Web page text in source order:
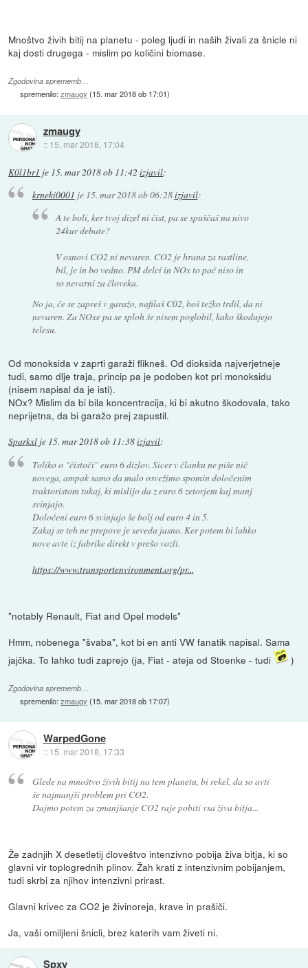
Mnoštvo živih bitij na planetu - poleg ljudi in naših živali za šnicle ni
kaj dosti drugega - mislim po količini biomase.
Zgodovina sprememb…
spremenilo:zmaugy (15. mar 2018 ob 17:01)
zmaugy
:: 15. mar 2018, 17:04
K0l1br1 je 15. mar 2018 ob 11:42 izjavil:
krneki0001 je 15. mar 2018 ob 06:28izjavil:
A te boli, ker tvoj dizel ni čist, pa se spuščaš na nivo
24kur debate?
V osnovi CO2 ni nevaren. CO2 je hrana za rastline,
bil, je in bo vedno. PM delci in NOx to pač niso in
so nevarni za človeka.
No ja, če se zapreš v garažo, nafilaš C02, boš težko trdil, da ni
nevaren. Za NOxe pa se sploh še nisem poglobil, kako škodujejo
telesu.
Od monoksida v zaprti garaži flikneš. Od dioksida najverjetneje
tudi, samo dlje traja, princip pa je podoben kot pri monoksidu
(nisem napisal da je isti).
NOx? Mislim da bi bila koncentracija, ki bi akutno škodovala, tako
neprijetna, da bi garažo prej zapustil.
Sparkxl je 15. mar 2018 ob 11:38izjavil:
Toliko o "čistoči" euro 6 dizlov. Sicer v članku ne piše nič
novega, ampak samo da malo osvežimo spomin določenim
traktoristom tukaj, ki mislijo da z euro 6 zetorjem kaj manj
svinjajo.
Določeni euro 6 svinjajo še bolj od euro 4 in 5.
Zakaj se teh ne prepove je seveda jasno. Ker potem bi lahko
nove avte iz fabrike direkt v prešo vozli.
https://www.transportenvironment.org/pr...
"notably Renault, Fiat and Opel models"
Hmm, nobenega "švaba", kot bi en anti VW fanatik napisal. Sama
jajčka. To lahko tudi zaprejo (ja, Fiat - ateja od Stoenke - tudi
)
Zgodovina sprememb…
spremenilo:zmaugy (15. mar 2018 ob 17:07)
WarpedGone
:: 15. mar 2018, 17:33
Glede na mnoštvo živih bitij na tem planetu, bi rekel, da so avti
še najmanjši problem pri CO2.
Dajmo potem za zmanjšanje CO2 raje pobiti vsa živa bitja...
Že zadnjih X desetletij ćloveštvo intenzivno pobija živa bitja, ki so
glavni vir toplogrednih plinov. Žah krati z intenzivnim pobijanjem,
tudi skrbi za njihov intenzivni prirast.
Glavni krivec za CO2 je živinoreja, krave in prašiči.
Ja, vaši omiljleni šnicli, brez katerih vam živeti ni.
Spxy